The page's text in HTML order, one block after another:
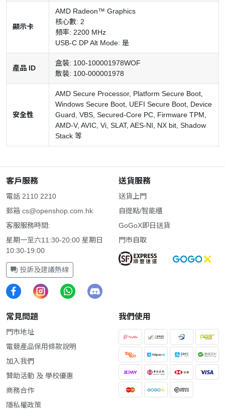
顯示卡
AMD Radeon™ Graphics
核心數: 2
頻率: 2200 MHz
USB-C DP Alt Mode: 是
產品 ID
盒裝: 100-100001978WOF
散裝: 100-000001978
安全性
AMD Secure Processor, Platform Secure Boot,
Windows Secure Boot, UEFI Secure Boot, Device
Guard, VBS, Secured-Core PC, Firmware TPM,
AMD-V, AVIC, Vi, SLAT, AES-NI, NX bit, Shadow
Stack 等
客戶服務
電話 2110 2210
郵箱 cs@openshop.com.hk
客服服務時間:
星期一至六11:30-20:00 星期日
10:30-19:00
投訴及建議熱線
送貨服務
送貨上門
自提點/智能櫃
GoGoX即日送貨
門市自取
常見問題
門市地址
電競產品保用條款說明
加入我們
贊助活動 及 學校優惠
商務合作
隱私權政策
我們使用